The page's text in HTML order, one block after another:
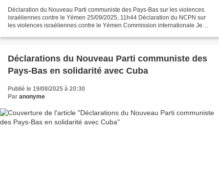
Déclaration du Nouveau Parti communiste des Pays-Bas sur les violences
israéliennes contre le Yémen 25/09/2025, 11h44 Déclaration du NCPN sur
les violences israéliennes contre le Yémen Commission internationale Jeudi
Déclarations du Nouveau Parti communiste des
Pays-Bas en solidarité avec Cuba
Publié le 19/08/2025 à 20:30
Par anonyme